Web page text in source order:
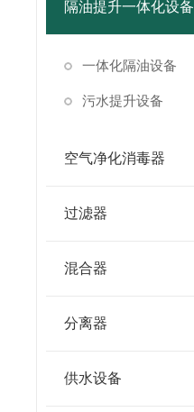
隔油提升一体化设备
一体化隔油设备
污水提升设备
空气净化消毒器
过滤器
混合器
分离器
供水设备